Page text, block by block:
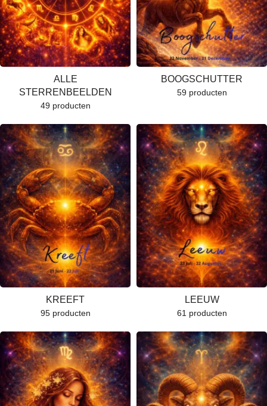
ALLE
STERRENBEELDEN
49 producten
BOOGSCHUTTER
59 producten
KREEFT
95 producten
LEEUW
61 producten